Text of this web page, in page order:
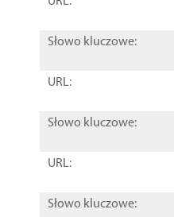
Słowo kluczowe:
URL:
Słowo kluczowe:
URL:
Słowo kluczowe: